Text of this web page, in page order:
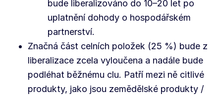
bude liberalizováno do 10–20 let po
uplatnění dohody o hospodářském
partnerství.
Značná část celních položek (25 %) bude z
liberalizace zcela vyloučena a nadále bude
podléhat běžnému clu. Patří mezi ně citlivé
produkty, jako jsou zemědělské produkty /